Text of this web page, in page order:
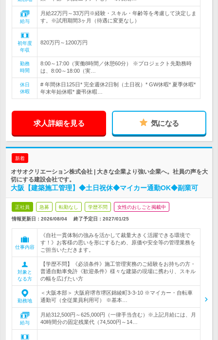
給与
月給22万円～33万円※経験・スキル・年齢等を考慮して決定しま
す。※試用期間3ヶ月（待遇に変更なし）
初年度
年収
820万円～1200万円
勤務
時間
8:00～17:00（実働8時間／休憩60分） ※プロジェクト先勤務時
は、8:00～18:00（実…
休日
休暇
# 年間休日125日* 完全週休2日制（土日祝）* GW休暇* 夏季休暇*
年末年始休暇* 慶弔休暇…
求人詳細を見る 気になる
新着
オサオクリエーション株式会社 | 大きな企業より強い企業へ。社員の声を大
切にする建設会社です。
大阪【建築施工管理】◆土日祝休◆マイカー通勤OK◆副業可
正社員 急募 転勤なし 学歴不問 女性のおしごと掲載中
情報更新日：2026/08/04 終了予定日： 2027/01/25
仕事内容
《自社一貫体制の強みを活かして裁量大きく活躍できる環境で
す！》お客様の思いを形にするため、原価や安全等の管理業務を
ご担当いただきます。
対象と
なる方
【学歴不問】《必須条件》施工管理実務のご経験をお持ちの方・
普通自動車免許《歓迎条件》様々な建築の現場に携わり、スキル
の幅を広げたい方
勤務地
＜大阪本部＞ 大阪府堺市堺区錦綾町3-3-10 ※マイカー・自転車
通勤可（全従業員利用可） ※基本…
給与
月給312,500円～625,000円（一律手当含む）※上記月給には、月
40時間分の固定残業代（74,500円～14…